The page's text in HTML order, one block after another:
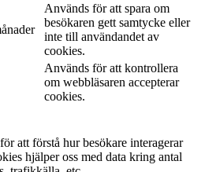
Används för att spara om
besökaren gett samtycke eller
inte till användandet av
cookies.
Används för att kontrollera
om webbläsaren accepterar
cookies.
att förstå hur besökare interagerar
hjälper oss med data kring antal